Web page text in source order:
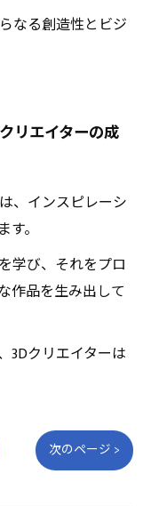
なる創造性とビジ
リエイターの成
、インスピレーシ
。
学び、それをプロ
作品を生み出して
3Dクリエイターは
次のページ >